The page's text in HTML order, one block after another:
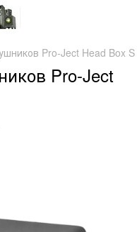
Pro-Ject Head Box S
Pro-Ject